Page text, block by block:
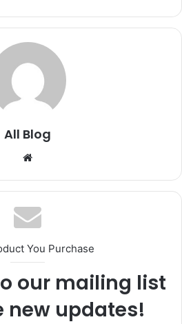
All Blog
Website
You Purchase
our mailing list
new updates!